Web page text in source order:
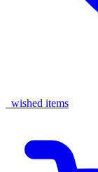
wished items